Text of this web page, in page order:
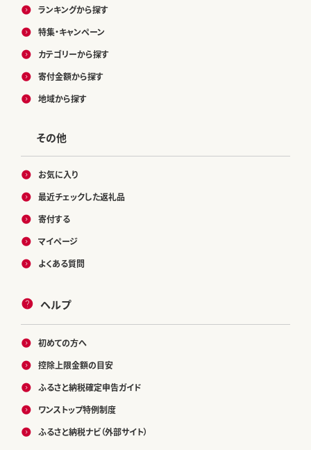
ランキングから探す
特集・キャンペーン
カテゴリーから探す
寄付金額から探す
地域から探す
その他
お気に入り
最近チェックした返礼品
寄付する
マイページ
よくある質問
ヘルプ
初めての方へ
控除上限金額の目安
ふるさと納税確定申告ガイド
ワンストップ特例制度
ふるさと納税ナビ（外部サイト）